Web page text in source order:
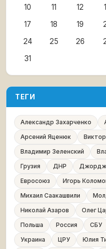
10
11 12
17
18 19
24
25 26
31
ТЕГИ
Александр Захарченко
Арсений Яценюк
Владимир Зеленский
Грузия
ДНР
Евросоюз
Игорь
Михаил Саакашвили
Николай Азаров
Олег
Польша
Россия СБУ
Украина
ЦРУ Юлия